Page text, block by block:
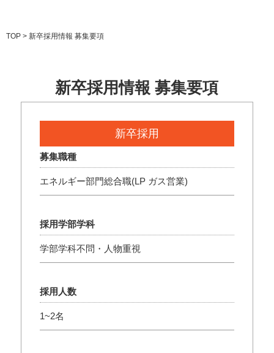
TOP > 新卒採用情報 募集要項
新卒採用情報 募集要項
新卒採用
募集職種
エネルギー部門総合職(LP ガス営業)
採用学部学科
学部学科不問・人物重視
採用人数
1~2名